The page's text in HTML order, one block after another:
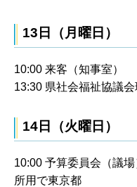
13日（月曜日）
10:00 来客（知事室）
13:30 県社会福祉協議
14日（火曜日）
10:00 予算委員会（議場
所用で東京都